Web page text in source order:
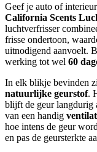
Geef je auto of
California Scents
luchtverfrisser
frisse ondertoon,
uitnodigend aanvoelt.
werking tot wel 60
In elk blikje bevinden
natuurlijke geurstof.
blijft de geur langdurig
van een handig
hoe intens de geur
en pas de geursterkte